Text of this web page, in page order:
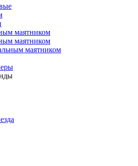
маятником
маятником
маятником